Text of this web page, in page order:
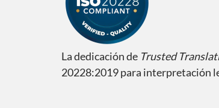
La dedicación de Trusted
20228:2019 para interpretación